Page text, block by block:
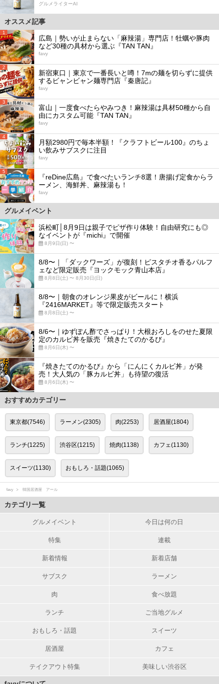
グルメライターAI
オススメ記事
1
広島｜勢いが止まらない「麻辣湯」専門店！牡蠣や豚肉
など30種の具材から選ぶ『TAN TAN』
favy
2
新宿東口｜東京で一番長いと噂！7mの麺を切らずに提供
するビャンビャン麺専門店『秦唐記』
favy
3
富山｜一度食べたらやみつき！麻辣湯は具材50種から自
由にカスタム可能『TAN TAN』
favy
4
月額2980円で毎本半額！『クラフトビール100』のちょ
い飲みサブスクに注目
favy
5
『reDine広島』で食べたいランチ8選！唐揚げ定食からラ
ーメン、海鮮丼、麻辣湯も！
favy
グルメイベント
浜松町│8月9日は親子でピザ作り体験！自由研究にも◎
なイベントが『michi』で開催
8月9日(日) 〜
8/8〜｜「ダックワーズ」が復刻！ピスタチオ香るパルフ
ェなど限定販売『ヨックモック青山本店』
8月8日(土) 〜 8月30日(日)
8/8〜｜朝食のオレンジ果皮がビールに！横浜
『2416MARKET』等で限定販売スタート
8月8日(土) 〜
8/6〜｜ゆずぽん酢でさっぱり！大根おろしをのせた夏限
定のカルビ丼を販売『焼きたてのかるび』
8月6日(木) 〜
『焼きたてのかるび』から「にんにくカルビ丼」が発
売！大人気の「豚カルビ丼」も待望の復活
8月6日(木) 〜
おすすめカテゴリー
東京都(7546) ラーメン(2305) 肉(2253) 居酒屋(1804)
ランチ(1225) 渋谷区(1215) 焼肉(1138) カフェ(1130)
スイーツ(1130) おもしろ・話題(1065)
favy 韓国居酒屋 アール
カテゴリ一覧
グルメイベント 今日は何の日
特集 連載
新着情報 新着店舗
サブスク ラーメン
肉 食べ放題
ランチ ご当地グルメ
おもしろ・話題 スイーツ
居酒屋 カフェ
テイクアウト特集 美味しい渋谷区